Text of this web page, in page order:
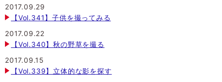
2017.09.29
【Vol.341】子供を撮ってみる
2017.09.22
【Vol.340】秋の野草を撮る
2017.09.15
【Vol.339】立体的な影を探す